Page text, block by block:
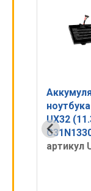
UX32
артикул